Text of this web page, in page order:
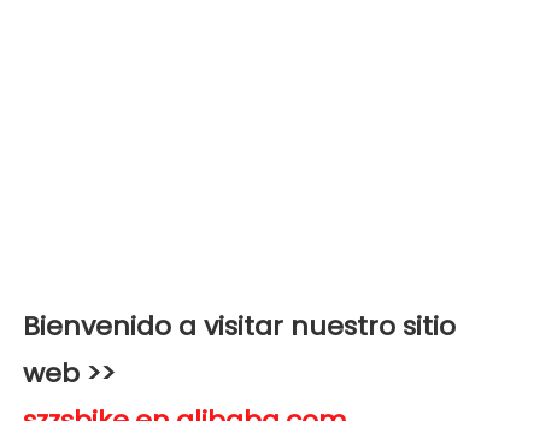
Bienvenido a visitar nuestro sitio
web >>